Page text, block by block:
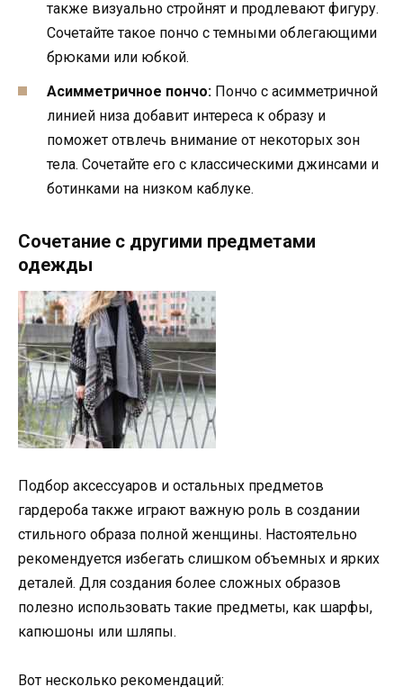
также визуально стройнят и продлевают фигуру.
Сочетайте такое пончо с темными облегающими
брюками или юбкой.
Асимметричное пончо: Пончо с асимметричной
линией низа добавит интереса к образу и
поможет отвлечь внимание от некоторых зон
тела. Сочетайте его с классическими джинсами и
ботинками на низком каблуке.
Сочетание с другими предметами
одежды
Подбор аксессуаров и остальных предметов
гардероба также играют важную роль в создании
стильного образа полной женщины. Настоятельно
рекомендуется избегать слишком объемных и ярких
деталей. Для создания более сложных образов
полезно использовать такие предметы, как шарфы,
капюшоны или шляпы.
Вот несколько рекомендаций: